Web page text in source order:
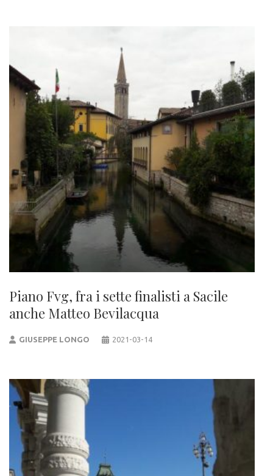
Piano Fvg, fra i sette finalisti a Sacile
anche Matteo Bevilacqua
GIUSEPPE LONGO 2021-03-14